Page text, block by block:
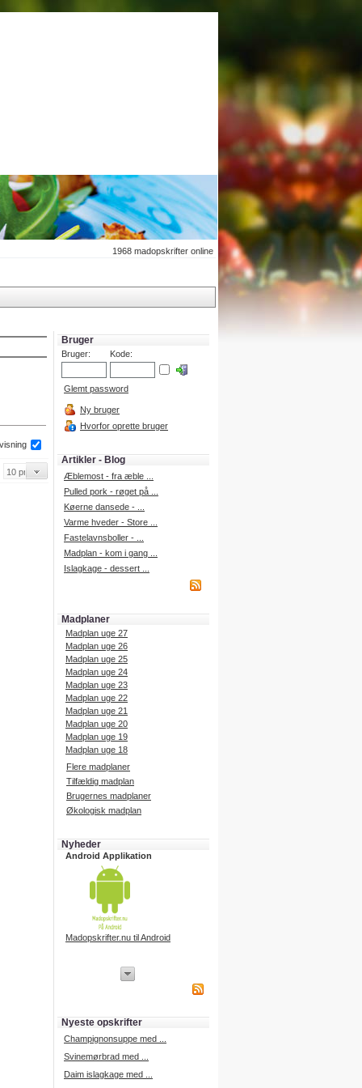
1968 madopskrifter online
Bruger
Bruger: Kode:
Glemt password
Ny bruger
Hvorfor oprette bruger
Artikler - Blog
Æblemost - fra æble ...
Pulled pork - røget på ...
Køerne dansede - ...
Varme hveder - Store ...
Fastelavnsboller - ...
Madplan - kom i gang ...
Islagkage - dessert ...
Madplaner
Madplan uge 27
Madplan uge 26
Madplan uge 25
Madplan uge 24
Madplan uge 23
Madplan uge 22
Madplan uge 21
Madplan uge 20
Madplan uge 19
Madplan uge 18
Flere madplaner
Tilfældig madplan
Brugernes madplaner
Økologisk madplan
Nyheder
Android Applikation
Madopskrifter.nu til Android
iPhone udvikling
Nyeste opskrifter
Champignonsuppe med ...
Svinemørbrad med ...
Daim islagkage med ...